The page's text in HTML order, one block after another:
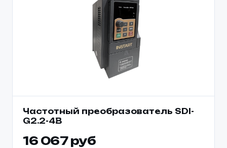
Частотный преобразователь SDI-
G2.2-4B
16 067 руб